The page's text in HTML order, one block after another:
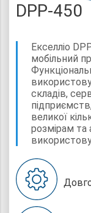
DPP-450
Екселліо
мобільний
складів,
великої
розмірам